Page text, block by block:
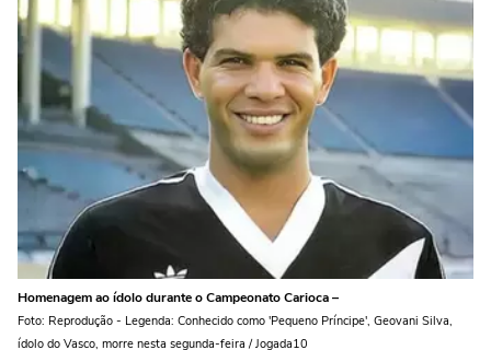
Homenagem ao ídolo durante o Campeonato Carioca –
Foto: Reprodução - Legenda: Conhecido como 'Pequeno Príncipe', Geovani Silva,
ídolo do Vasco, morre nesta segunda-feira / Jogada10